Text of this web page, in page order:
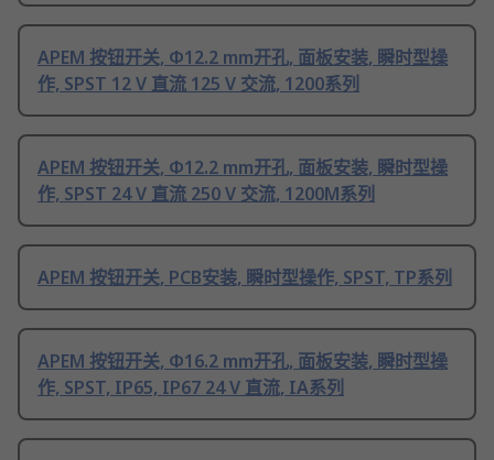
APEM 按钮开关, Φ12.2 mm开孔, 面板安装, 瞬时型操
作, SPST 12 V 直流 125 V 交流, 1200系列
APEM 按钮开关, Φ12.2 mm开孔, 面板安装, 瞬时型操
作, SPST 24 V 直流 250 V 交流, 1200M系列
APEM 按钮开关, PCB安装, 瞬时型操作, SPST, TP系列
APEM 按钮开关, Φ16.2 mm开孔, 面板安装, 瞬时型操
作, SPST, IP65, IP67 24 V 直流, IA系列